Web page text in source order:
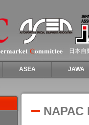
日本
ASEA JAWA
NAPAC